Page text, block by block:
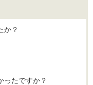
か？
ったですか？